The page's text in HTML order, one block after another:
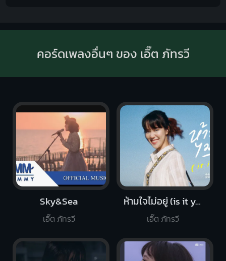
คอร์ดเพลงอื่นๆ ของ เอิ๊ต ภัทรวี
Sky&Sea
เอิ๊ต ภัทรวี
ห้ามใจไม่อยู่ (is it you?)
เอิ๊ต ภัทรวี